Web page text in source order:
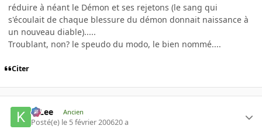
réduire à néant le Démon et ses rejetons (le sang qui
s'écoulait de chaque blessure du démon donnait naissance à
un nouveau diable).....
Troublant, non? le speudo du modo, le bien nommé....
Citer
K-Lee Ancien
Posté(e) le 5 février 200620 a